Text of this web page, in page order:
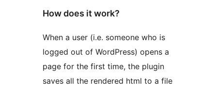
How does it work?
When a user (i.e. someone who is
logged out of WordPress) opens a
page for the first time, the plugin
saves all the rendered html to a file